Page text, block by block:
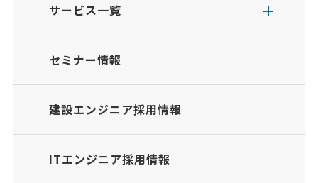
サービス一覧
セミナー情報
建設エンジニア採用情報
ITエンジニア採用情報